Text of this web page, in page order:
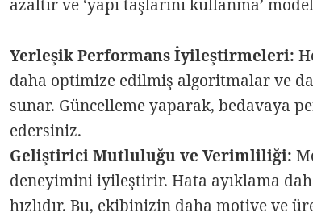
azaltır ve ‘yapı taşlarını kullanma’
Yerleşik Performans İyileştirmeleri:
daha optimize edilmiş algoritmalar ve
sunar. Güncelleme yaparak, bedavaya
edersiniz.
Geliştirici Mutluluğu ve Verimliliği:
deneyimini iyileştirir. Hata ayıklama
hızlıdır. Bu, ekibinizin daha motive ve